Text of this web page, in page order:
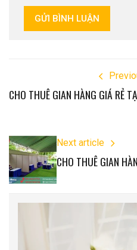
GỬI BÌNH LUẬN
CHO THUÊ GIAN HÀNG GIÁ RẺ
Next article
CHO THUÊ GIAN